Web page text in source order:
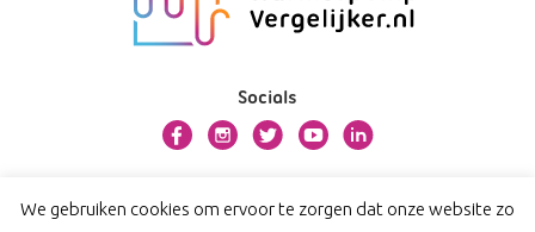
Socials
Contact
We gebruiken cookies om ervoor te zorgen dat onze website zo